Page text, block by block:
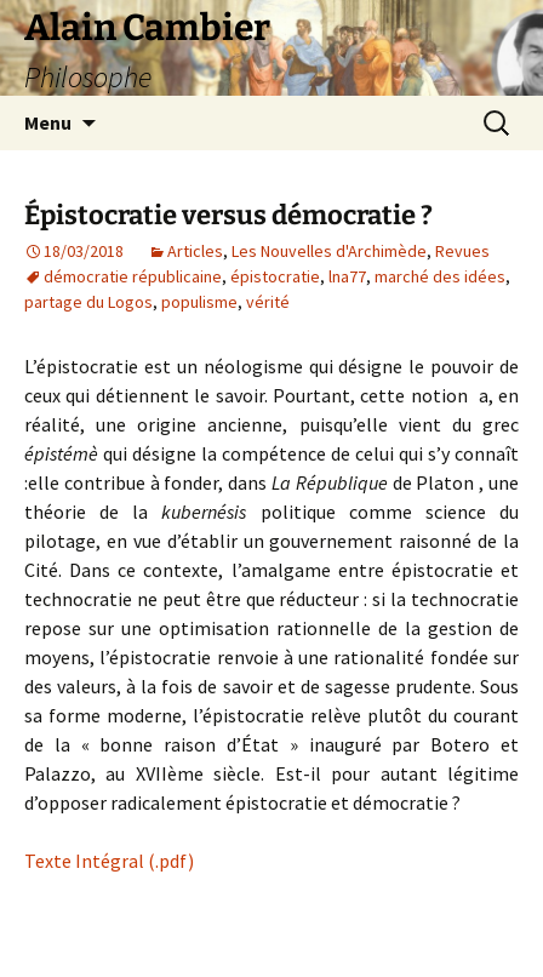
Aller
au
contenu
Alain Cambier
Philosophe
Menu
Épistocratie versus démocratie ?
18/03/2018 Articles, Les Nouvelles d'Archimède, Revues
démocratie républicaine, épistocratie, lna77, marché des idées,
partage du Logos, populisme, vérité
L’épistocratie est un néologisme qui désigne le pouvoir de
ceux qui détiennent le savoir. Pourtant, cette notion a, en
réalité, une origine ancienne, puisqu’elle vient du grec
épistémè qui désigne la compétence de celui qui s’y connaît
:elle contribue à fonder, dans La Républiquede Platon , une
théorie de lakubernésis politique comme science du
pilotage, en vue d’établir un gouvernement raisonné de la
Cité. Dans ce contexte, l’amalgame entre épistocratie et
technocratie ne peut être que réducteur : si la technocratie
repose sur une optimisation rationnelle de la gestion de
moyens, l’épistocratie renvoie à une rationalité fondée sur
des valeurs, à la fois de savoir et de sagesse prudente. Sous
sa forme moderne, l’épistocratie relève plutôt du courant
de la « bonne raison d’État » inauguré par Botero et
Palazzo, au XVIIème siècle. Est-il pour autant légitime
d’opposer radicalement épistocratie et démocratie ?
Texte Intégral (.pdf)